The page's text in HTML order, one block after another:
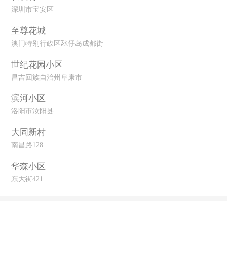
深圳市宝安区
至尊花城
澳门特别行政区氹仔岛成都街
世纪花园小区
昌吉回族自治州阜康市
滨河小区
洛阳市汝阳县
大同新村
南昌路128
华森小区
东大街421